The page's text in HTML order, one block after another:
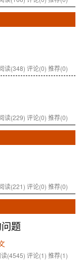
读(348) 评论(0) 推荐(0)
读(229) 评论(0) 推荐(0)
读(221) 评论(0) 推荐(0)
题
读(4545) 评论(1) 推荐(1)